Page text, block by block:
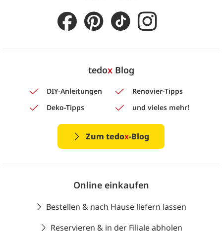
tedoxBlog
DIY-Anleitungen
Renovier-Tipps
Deko-Tipps
und vieles mehr!
Zum tedox-Blog
Online einkaufen
Bestellen & nach Hause liefern lassen
Reservieren & in der Filiale abholen